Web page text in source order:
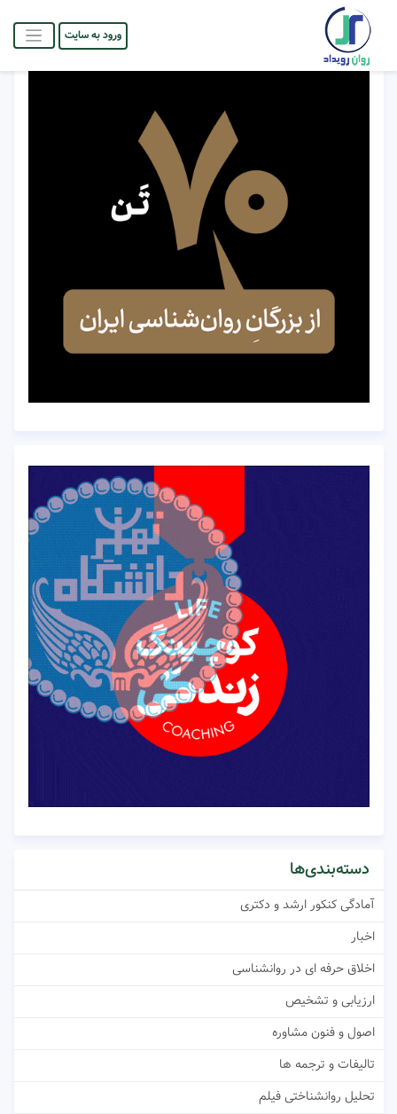
ورود به سایت
دسته‌بندی‌ها
آمادگی کنکور ارشد و دکتری
اخبار
اخلاق حرفه ای در روانشناسی
ارزیابی و تشخیص
اصول و فنون مشاوره
تالیفات و ترجمه ها
تحلیل روانشناختی فیلم